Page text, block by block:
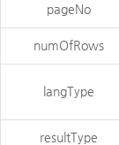
pageNo
numOfRows
langType
resultType